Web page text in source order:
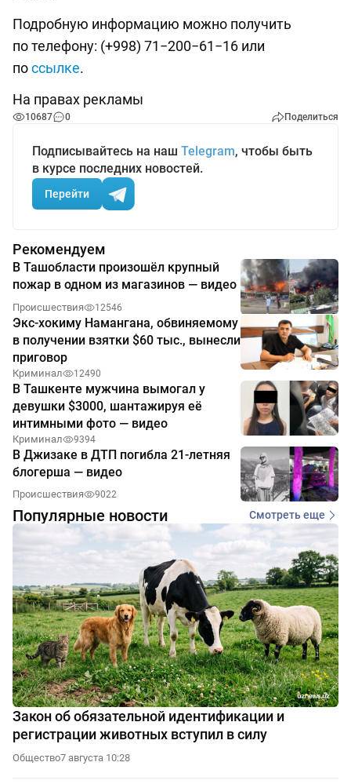
Подробную информацию можно получить
по телефону: (+998) 71−200−61−16 или
поссылке.
На правах рекламы
10687 0 Поделиться
Подписывайтесь на наш Telegram, чтобы быть
в курсе последних новостей.
Перейти
Рекомендуем
В Ташобласти произошёл крупный
пожар в одном из магазинов — видео
Происшествия 12546
Экс-хокиму Намангана, обвиняемому
в получении взятки $60 тыс., вынесли
приговор
Криминал 12490
В Ташкенте мужчина вымогал у
девушки $3000, шантажируя её
интимными фото — видео
Криминал 9394
В Джизаке в ДТП погибла 21-летняя
блогерша — видео
Происшествия 9022
Популярные новости Смотреть еще
Закон об обязательной идентификации и
регистрации животных вступил в силу
Общество7 августа 10:28